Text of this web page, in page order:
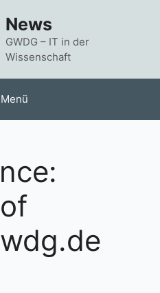
News
GWDG – IT in der
Wissenschaft
Menü